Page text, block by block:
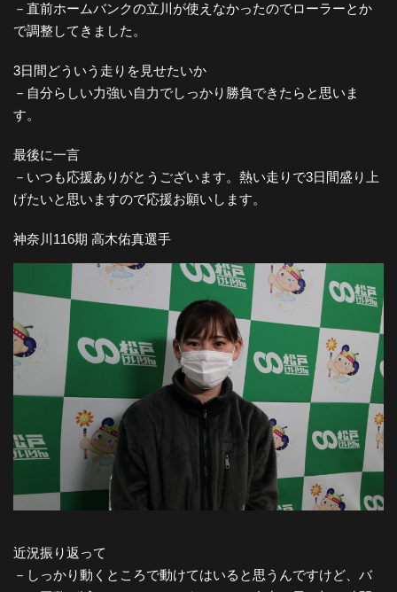
－直前ホームバンクの立川が使えなかったのでローラーとか
で調整してきました。
3日間どういう走りを見せたいか
－自分らしい力強い自力でしっかり勝負できたらと思いま
す。
最後に一言
－いつも応援ありがとうございます。熱い走りで3日間盛り上
げたいと思いますので応援お願いします。
神奈川116期 高木佑真選手
近況振り返って
－しっかり動くところで動けてはいると思うんですけど、バ